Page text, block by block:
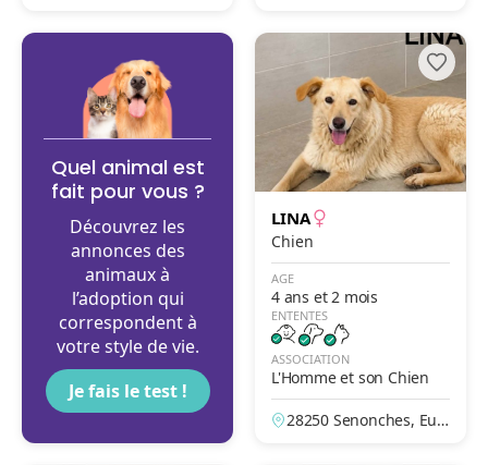
Quel animal est
fait pour vous ?
Découvrez les
annonces des
animaux à
l’adoption qui
correspondent à
votre style de vie.
Je fais le test !
LINA
Chien
AGE
4 ans et 2 mois
ENTENTES
ASSOCIATION
L'Homme et son Chien
28250 Senonches, Eur